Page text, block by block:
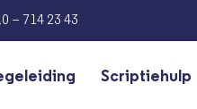
– 714 23 43
Scriptiehulp